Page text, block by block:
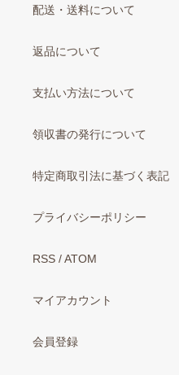
配送・送料について
返品について
支払い方法について
領収書の発行について
特定商取引法に基づく表記
プライバシーポリシー
RSS /ATOM
マイアカウント
会員登録